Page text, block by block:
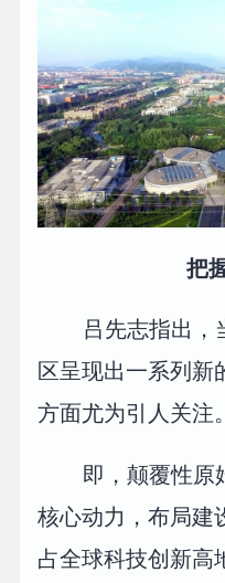
把
吕先志指出，
区呈现出一系列新
方面尤为引人关注。
即，颠覆性原
核心动力，布局建
占全球科技创新高